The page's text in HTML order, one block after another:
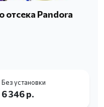
Pandora
Без установки
6 346 р.